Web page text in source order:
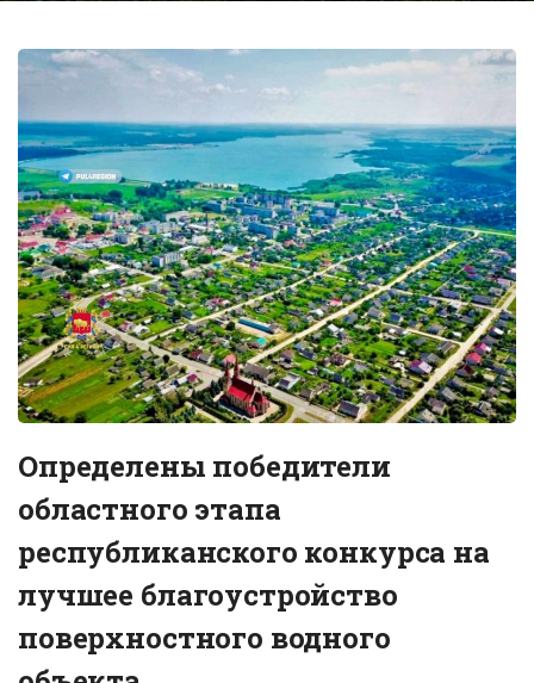
Определены победители
областного этапа
республиканского конкурса на
лучшее благоустройство
поверхностного водного